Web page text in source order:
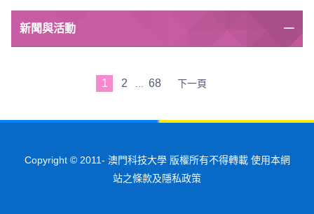
新聞與活動
1 2 68 下一頁
Copyright © 2011- 澳門科技大學 版權所有不得轉載 使用本網
站之條款及隱私政策